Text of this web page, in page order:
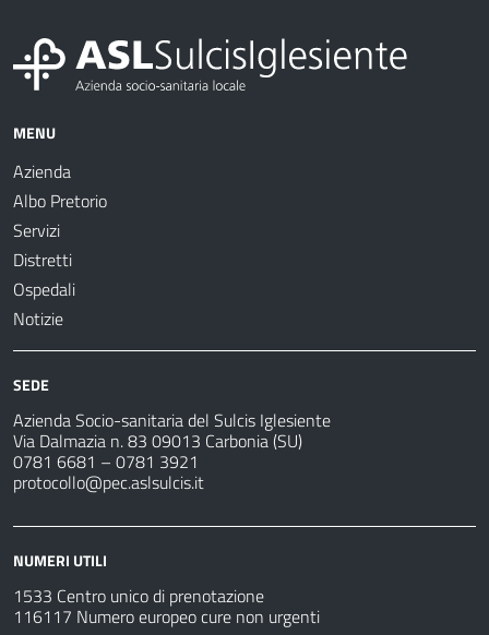
MENU
Azienda
Albo Pretorio
Servizi
Distretti
Ospedali
Notizie
SEDE
Azienda Socio-sanitaria del Sulcis Iglesiente
Via Dalmazia n. 83 09013 Carbonia (SU)
0781 6681 – 0781 3921
protocollo@pec.aslsulcis.it
NUMERI UTILI
1533 Centro unico di prenotazione
116117 Numero europeo cure non urgenti